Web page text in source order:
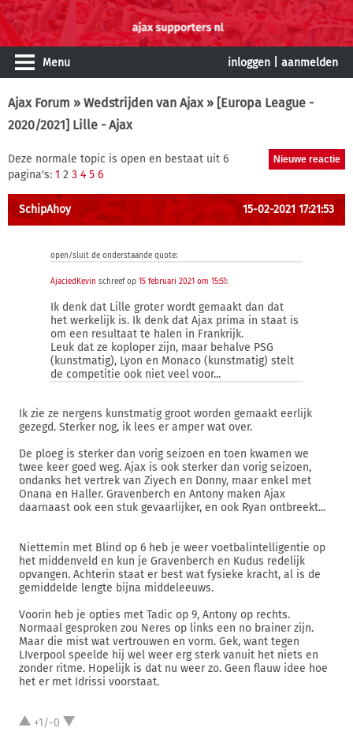
Menu inloggen aanmelden
Ajax Forum » Wedstrijden van Ajax» [Europa League -
2020/2021] Lille - Ajax
Deze normale topic is open en bestaat uit 6
pagina's: 1 2 3 4 5 6
SchipAhoy 15-02-2021 17:21:53
open/sluit de onderstaande quote:
AjaciedKevin schreef op 15 februari 2021 om 15:51:
Ik denk dat Lille groter wordt gemaakt dan dat
het werkelijk is. Ik denk dat Ajax prima in staat is
om een resultaat te halen in Frankrijk.
Leuk dat ze koploper zijn, maar behalve PSG
(kunstmatig), Lyon en Monaco (kunstmatig) stelt
de competitie ook niet veel voor...
Ik zie ze nergens kunstmatig groot worden gemaakt eerlijk
gezegd. Sterker nog, ik lees er amper wat over.
De ploeg is sterker dan vorig seizoen en toen kwamen we
twee keer goed weg. Ajax is ook sterker dan vorig seizoen,
ondanks het vertrek van Ziyech en Donny, maar enkel met
Onana en Haller. Gravenberch en Antony maken Ajax
daarnaast ook een stuk gevaarlijker, en ook Ryan ontbreekt...
Niettemin met Blind op 6 heb je weer voetbalintelligentie op
het middenveld en kun je Gravenberch en Kudus redelijk
opvangen. Achterin staat er best wat fysieke kracht, al is de
gemiddelde lengte bijna middeleeuws.
Voorin heb je opties met Tadic op 9, Antony op rechts.
Normaal gesproken zou Neres op links een no brainer zijn.
Maar die mist wat vertrouwen en vorm. Gek, want tegen
LIverpool speelde hij wel weer erg sterk vanuit het niets en
zonder ritme. Hopelijk is dat nu weer zo. Geen flauw idee hoe
het er met Idrissi voorstaat.
+1/-0